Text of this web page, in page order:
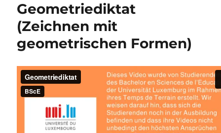
Geometriediktat
(Zeichnen mit
geometrischen Formen)